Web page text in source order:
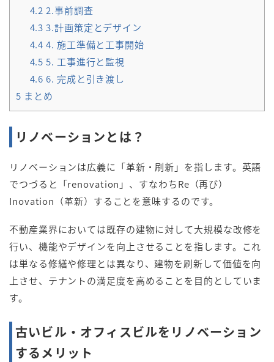
4.2 2.事前調査
4.3 3.計画策定とデザイン
4.4 4. 施工準備と工事開始
4.5 5. 工事進行と監視
4.6 6. 完成と引き渡し
5 まとめ
リノベーションとは？
リノベーションは広義に「革新・刷新」を指します。英語
でつづると「renovation」、すなわちRe（再び）
Inovation（革新）することを意味するのです。
不動産業界においては既存の建物に対して大規模な改修を
行い、機能やデザインを向上させることを指します。これ
は単なる修繕や修理とは異なり、建物を刷新して価値を向
上させ、テナントの満足度を高めることを目的としていま
す。
古いビル・オフィスビルをリノベーション
するメリット